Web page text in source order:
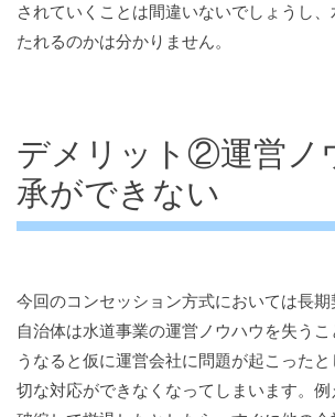
されていくことは間違いないでしょうし
たれるのかは分かりません。
デメリット②運営ノ
承ができない
今回のコンセッション方式においては長期
自治体は水道事業の運営ノウハウを失う
うなると仮に運営会社に問題が起こった
切な対応ができなくなってしまいます。